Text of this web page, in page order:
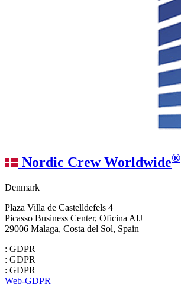
Nordic Crew Worldwide®
Denmark
Plaza Villa de Castelldefels 4
Picasso Business Center, Oficina AIJ
29006 Malaga, Costa del Sol, Spain
: GDPR
: GDPR
: GDPR
Web-GDPR